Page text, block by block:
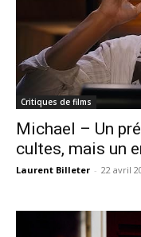
Critiques de films
Michael – Un
cultes, mais un
Laurent Billeter - 22 avril